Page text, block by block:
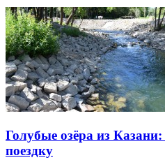
Голубые озёра из
поездку